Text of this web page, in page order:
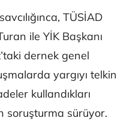
TÜSİAD
ile YİK Başkanı
dernek genel
yargıyı telkin
kullandıkları
soruşturma sürüyor.